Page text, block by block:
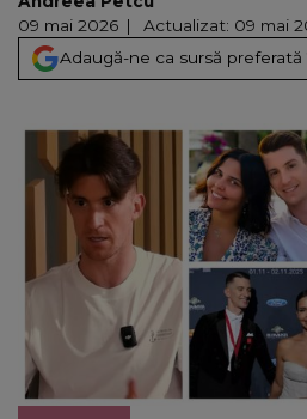
09 mai 2026
Actualizat: 09 mai
Adaugă-ne ca sursă preferată